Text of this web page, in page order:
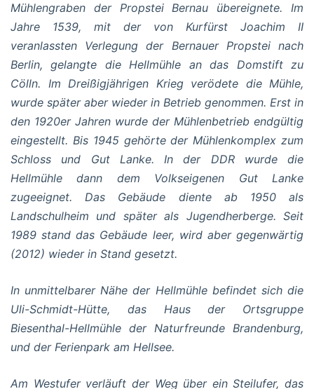
Mühlengraben der Propstei Bernau übereignete. Im
Jahre 1539, mit der von Kurfürst Joachim II
veranlassten Verlegung der Bernauer Propstei nach
Berlin, gelangte die Hellmühle an das Domstift zu
Cölln. Im Dreißigjährigen Krieg verödete die Mühle,
wurde später aber wieder in Betrieb genommen. Erst in
den 1920er Jahren wurde der Mühlenbetrieb endgültig
eingestellt. Bis 1945 gehörte der Mühlenkomplex zum
Schloss und Gut Lanke. In der DDR wurde die
Hellmühle dann dem Volkseigenen Gut Lanke
zugeeignet. Das Gebäude diente ab 1950 als
Landschulheim und später als Jugendherberge. Seit
1989 stand das Gebäude leer, wird aber gegenwärtig
(2012) wieder in Stand gesetzt.
In unmittelbarer Nähe der Hellmühle befindet sich die
Uli-Schmidt-Hütte, das Haus der Ortsgruppe
Biesenthal-Hellmühle der Naturfreunde Brandenburg,
und der Ferienpark am Hellsee.
Am Westufer verläuft der Weg über ein Steilufer, das